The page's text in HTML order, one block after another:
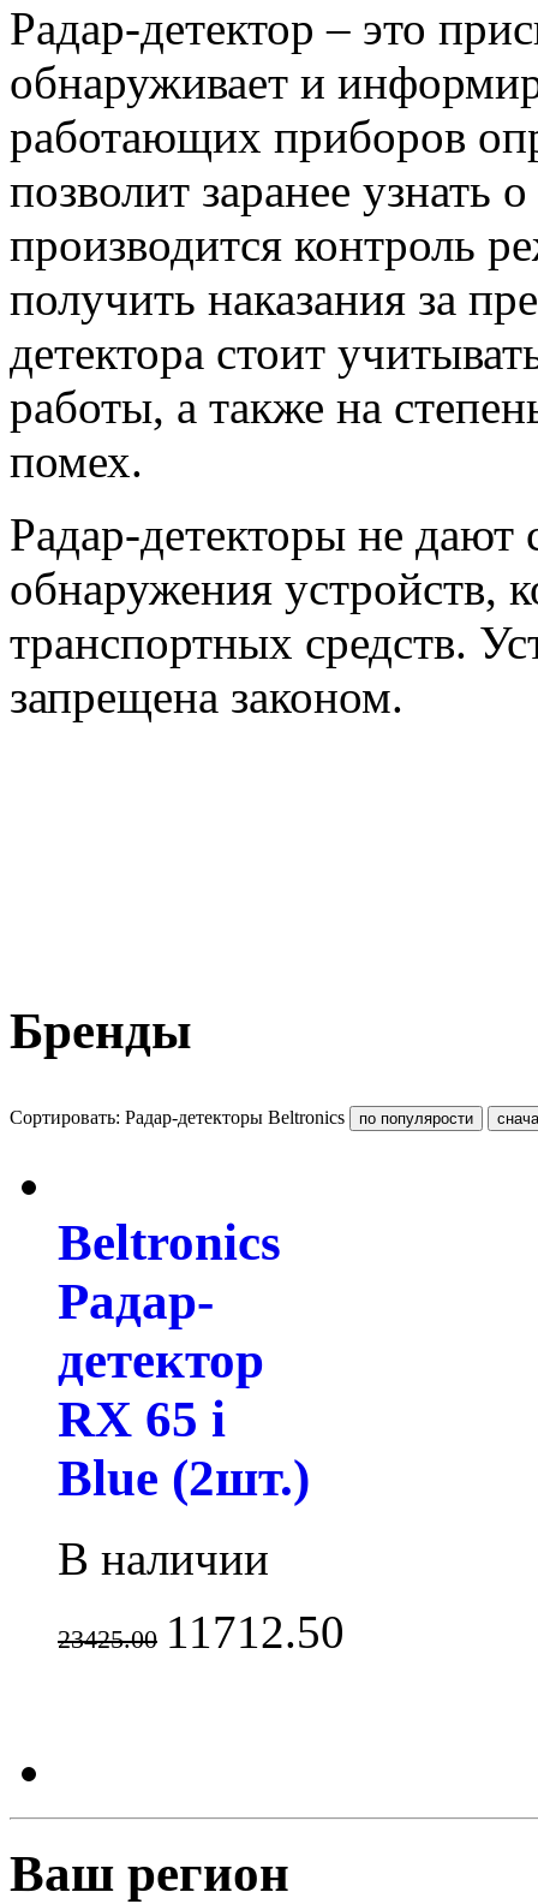
Радар-детектор – это
обнаруживает и
работающих приборов
позволит заранее узнать
производится контроль
получить наказания за
детектора стоит
работы, а также на
помех.
Радар-детекторы не дают
обнаружения устройств,
транспортных средств.
запрещена законом.
Бренды
Сортировать: Радар-детекторы Beltronics
Beltronics
Радар-
детектор
RX 65 i
Blue (2шт.)
В наличии
23425.00 11712.50
Ваш регион